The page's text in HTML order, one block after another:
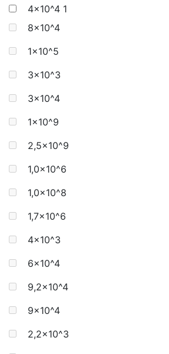
4x10^4 1
8x10^4
1x10^5
3x10^3
3x10^4
1x10^9
2,5x10^9
1,0x10^6
1,0x10^8
1,7x10^6
4x10^3
6x10^4
9,2x10^4
9x10^4
2,2x10^3